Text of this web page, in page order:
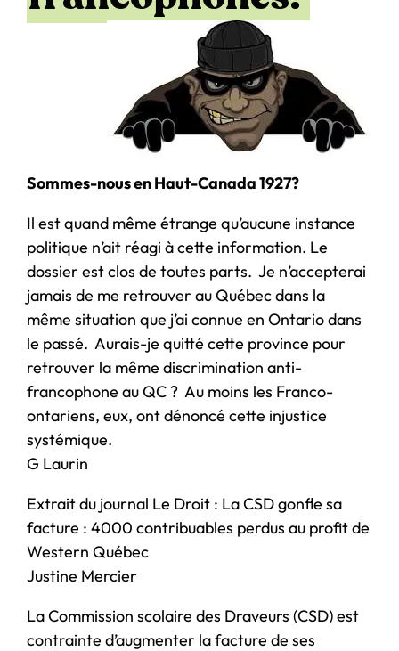
Sommes-nous en Haut-Canada 1927?
Il est quand même étrange qu’aucune instance
politique n’ait réagi à cette information. Le
dossier est clos de toutes parts. Je n’accepterai
jamais de me retrouver au Québec dans la
même situation que j’ai connue en Ontario dans
le passé. Aurais-je quitté cette province pour
retrouver la même discrimination anti-
francophone au QC ? Au moins les Franco-
ontariens, eux, ont dénoncé cette injustice
systémique.
G Laurin
Extrait du journal Le Droit : La CSD gonfle sa
facture : 4000 contribuables perdus au profit de
Western Québec
Justine Mercier
La Commission scolaire des Draveurs (CSD) est
contrainte d’augmenter la facture de ses